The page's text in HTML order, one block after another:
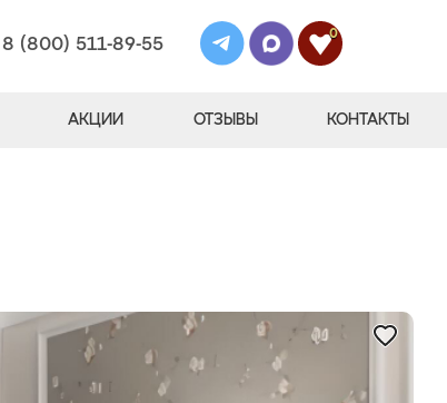
8 (800) 511-89-55
0
АКЦИИ ОТЗЫВЫ КОНТАКТЫ